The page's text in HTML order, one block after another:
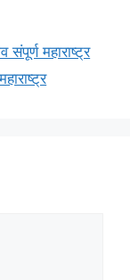
महाराष्ट्र